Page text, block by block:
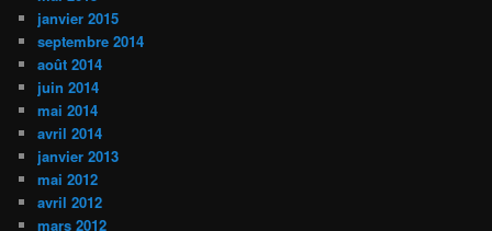
janvier 2015
septembre 2014
août 2014
juin 2014
mai 2014
avril 2014
janvier 2013
mai 2012
avril 2012
mars 2012